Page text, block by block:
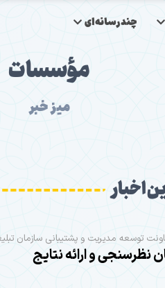
چندرسانه‌ای
مؤسسات
میز خبر
اخبار
توسعه مدیریت و پشتیبانی سازمان
نظرسنجی و ارائه نتایج